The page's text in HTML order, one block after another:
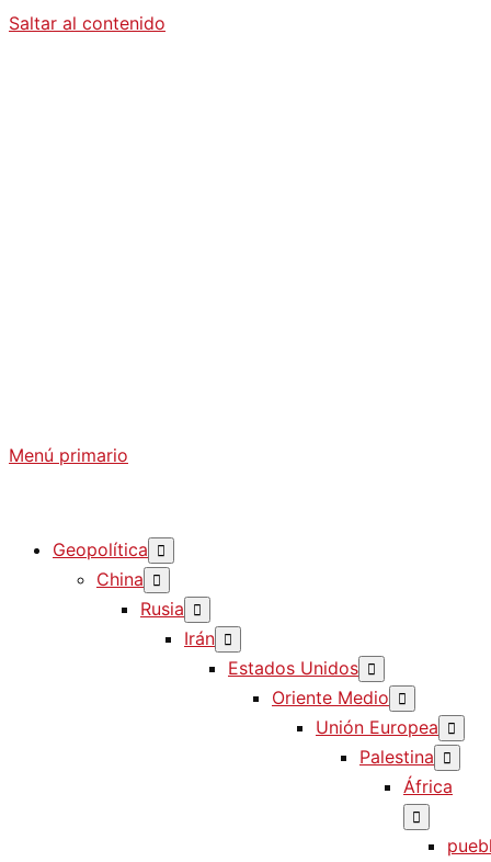
Saltar al contenido
Menú primario
Geopolítica
China
Rusia
Irán
Estados Unidos
Oriente Medio
Unión Europea
Palestina
África